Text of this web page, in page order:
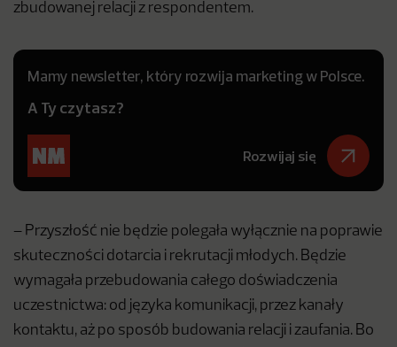
zbudowanej relacji z respondentem.
Mamy newsletter, który rozwija marketing w Polsce.
A Ty czytasz?
Rozwijaj się
– Przyszłość nie będzie polegała wyłącznie na poprawie
skuteczności dotarcia i rekrutacji młodych. Będzie
wymagała przebudowania całego doświadczenia
uczestnictwa: od języka komunikacji, przez kanały
kontaktu, aż po sposób budowania relacji i zaufania. Bo